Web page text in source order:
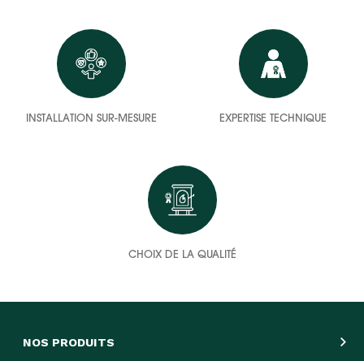
INSTALLATION SUR-MESURE EXPERTISE TECHNIQUE
CHOIX DE LA QUALITÉ
NOS PRODUITS